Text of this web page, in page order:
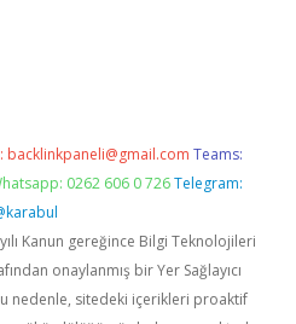
backlinkpaneli@gmail.com Teams:
0262 606 0 726 Telegram:
Kanun gereğince Bilgi Teknolojileri
onaylanmış bir Yer Sağlayıcı
nedenle, sitedeki içerikleri proaktif